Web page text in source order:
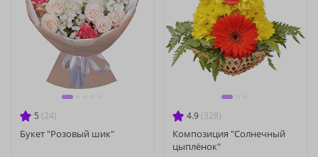
5 (24)
Букет "Розовый шик"
4.9 (328)
Композиция "Солнечный
цыплёнок"